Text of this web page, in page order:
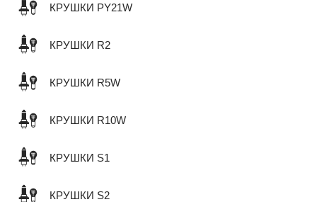
КРУШКИ PY21W
КРУШКИ R2
КРУШКИ R5W
КРУШКИ R10W
КРУШКИ S1
КРУШКИ S2